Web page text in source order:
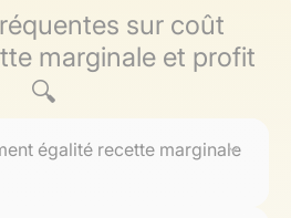
sur coût
marginale et profit
🔍
égalité recette marginale